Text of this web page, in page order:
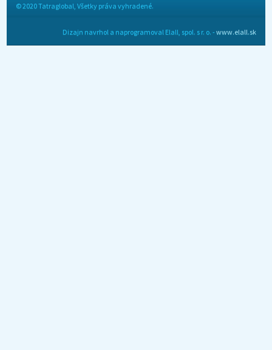
© 2020 Tatraglobal, Všetky práva vyhradené.
Dizajn navrhol a naprogramoval Elall, spol. s r. o. - www.elall.sk